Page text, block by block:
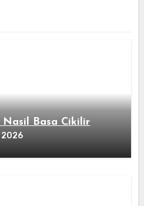
Nasil Basa Cikilir
2026